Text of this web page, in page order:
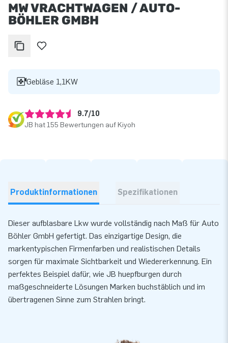
MW VRACHTWAGEN / AUTO-
BÖHLER GMBH
Gebläse 1,1KW
9.7/10
JB hat 155 Bewertungen auf Kiyoh
Produktinformationen Spezifikationen
Dieser aufblasbare Lkw wurde vollständig nach Maß für Auto
Böhler GmbH gefertigt. Das einzigartige Design, die
markentypischen Firmenfarben und realistischen Details
sorgen für maximale Sichtbarkeit und Wiedererkennung. Ein
perfektes Beispiel dafür, wie JB huepfburgen durch
maßgeschneiderte Lösungen Marken buchstäblich und im
übertragenen Sinne zum Strahlen bringt.